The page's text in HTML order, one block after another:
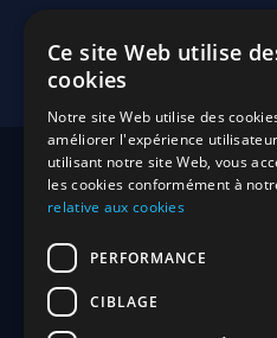
DEVENIR MEMBRE
Ce site Web utilise
cookies
Notre site Web utilise des
améliorer l'expérience
utilisant notre site Web, vous
les cookies conformément à
relative aux cookies
PERFORMANCE
CIBLAGE